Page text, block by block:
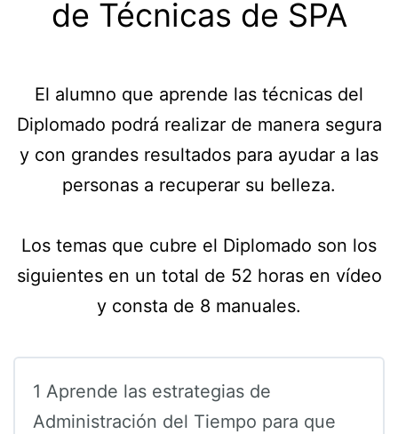
de Técnicas de SPA
El alumno que aprende las técnicas del
Diplomado podrá realizar de manera segura
y con grandes resultados para ayudar a las
personas a recuperar su belleza.
Los temas que cubre el Diplomado son los
siguientes en un total de 52 horas en vídeo
y consta de 8 manuales.
1 Aprende las estrategias de
Administración del Tiempo para que